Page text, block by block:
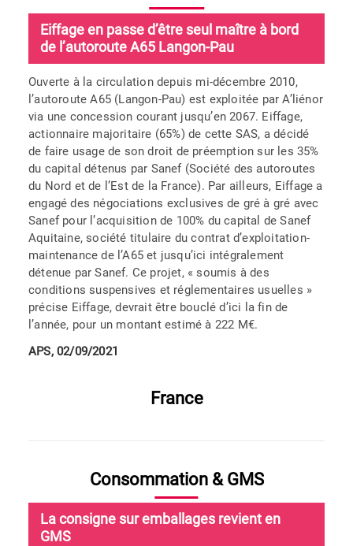
Eiffage en passe d’être seul maître à bord
de l’autoroute A65 Langon-Pau
Ouverte à la circulation depuis mi-décembre 2010,
l’autoroute A65 (Langon-Pau) est exploitée par A’liénor
via une concession courant jusqu’en 2067. Eiffage,
actionnaire majoritaire (65%) de cette SAS, a décidé
de faire usage de son droit de préemption sur les 35%
du capital détenus par Sanef (Société des autoroutes
du Nord et de l’Est de la France). Par ailleurs, Eiffage a
engagé des négociations exclusives de gré à gré avec
Sanef pour l’acquisition de 100% du capital de Sanef
Aquitaine, société titulaire du contrat d’exploitation-
maintenance de l’A65 et jusqu’ici intégralement
détenue par Sanef. Ce projet, « soumis à des
conditions suspensives et réglementaires usuelles »
précise Eiffage, devrait être bouclé d’ici la fin de
l’année, pour un montant estimé à 222 M€.
APS, 02/09/2021
France
Consommation & GMS
La consigne sur emballages revient en
GMS